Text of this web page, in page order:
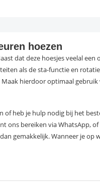
hoezen
dat deze hoesjes veelal
als de sta-functie en
hierdoor optimaal gebruik
heb je hulp nodig bij het
ons bereiken via WhatsApp,
gemakkelijk. Wanneer je